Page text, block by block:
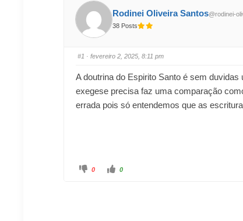
Rodinei Oliveira Santos@rodinei-
38 Posts
#1 · fevereiro 2, 2025, 8:11 pm
A doutrina do Espirito Santo é sem
exegese precisa faz uma comparação
errada pois só entendemos que as
0 0